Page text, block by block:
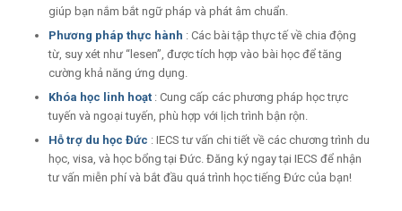
giúp bạn nắm bắt ngữ pháp và phát âm chuẩn.
Phương pháp thực hành : Các bài tập thực tế về chia động
từ, suy xét như “lesen”, được tích hợp vào bài học để tăng
cường khả năng ứng dụng.
Khóa học linh hoạt : Cung cấp các phương pháp học trực
tuyến và ngoại tuyến, phù hợp với lịch trình bận rộn.
Hỗ trợ du học Đức : IECS tư vấn chi tiết về các chương trình du
học, visa, và học bổng tại Đức. Đăng ký ngay tại IECS để nhận
tư vấn miễn phí và bắt đầu quá trình học tiếng Đức của bạn!